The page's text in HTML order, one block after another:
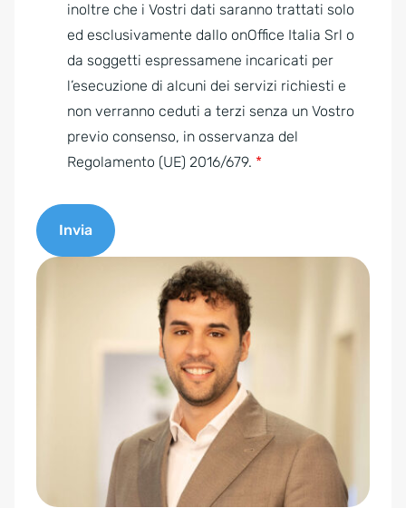
inoltre che i Vostri dati saranno trattati solo
ed esclusivamente dallo onOffice Italia Srl o
da soggetti espressamene incaricati per
l’esecuzione di alcuni dei servizi richiesti e
non verranno ceduti a terzi senza un Vostro
previo consenso, in osservanza del
Regolamento (UE) 2016/679. *
Invia
A
v